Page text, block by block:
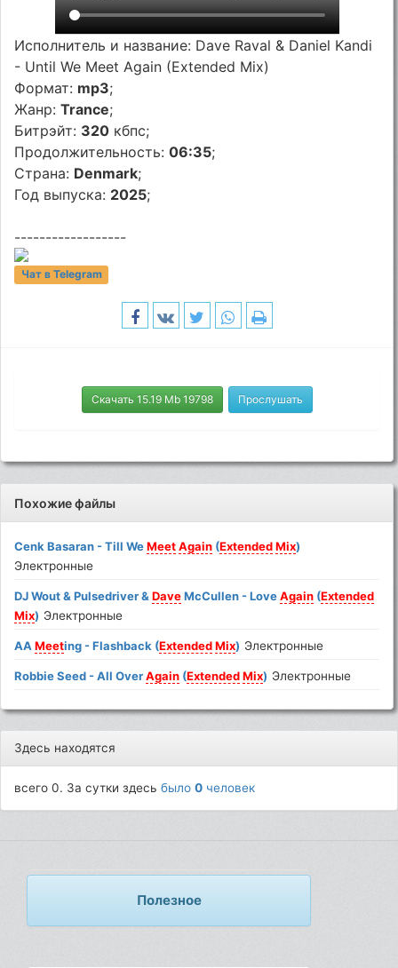
Исполнитель и название: Dave Raval & Daniel Kandi
- Until We Meet Again (Extended Mix)
Формат: mp3;
Жанр:Trance;
Битрэйт: 320 кбпс;
Продолжительность:06:35;
Страна: Denmark;
Год выпуска: 2025;
------------------
Чат в Telegram
Скачать 15.19 Mb 19798 Прослушать
Похожие файлы
Cenk Basaran - Till WeMeet Again (Extended Mix)
Электронные
DJ Wout & Pulsedriver &DaveMcCullen - LoveAgain (Extended
Mix) Электронные
AAMeeting - Flashback (Extended Mix) Электронные
Robbie Seed - All OverAgain (Extended Mix) Электронные
Здесь находятся
всего 0. За сутки здесьбыло0 человек
Полезное